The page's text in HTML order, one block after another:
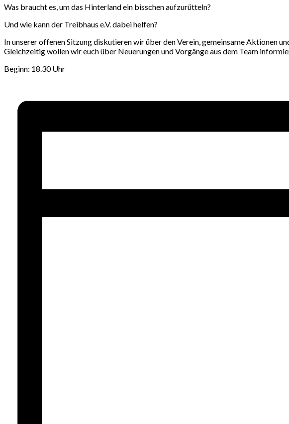
Was braucht es, um das Hinterland ein bisschen aufzurütteln?
Und wie kann der Treibhaus e.V. dabei helfen?
In unserer offenen Sitzung diskutieren wir über den Verein, gemeinsame Aktionen
Gleichzeitig wollen wir euch über Neuerungen und Vorgänge aus dem Team
Beginn: 18.30 Uhr